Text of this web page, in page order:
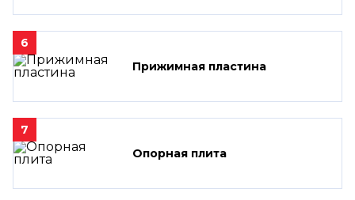
6
Прижимная пластина
7
Опорная плита